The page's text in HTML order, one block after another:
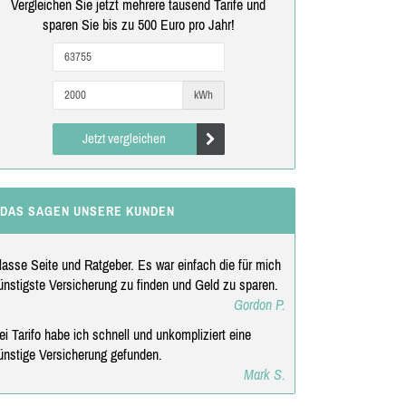
Vergleichen Sie jetzt mehrere tausend Tarife und
sparen Sie bis zu 500 Euro pro Jahr!
kWh
Jetzt vergleichen
DAS SAGEN UNSERE KUNDEN
Seite und Ratgeber. Es war einfach die für mich
Versicherung zu finden und Geld zu sparen.
Gordon P.
Tarifo habe ich schnell und unkompliziert eine
Versicherung gefunden.
Mark S.